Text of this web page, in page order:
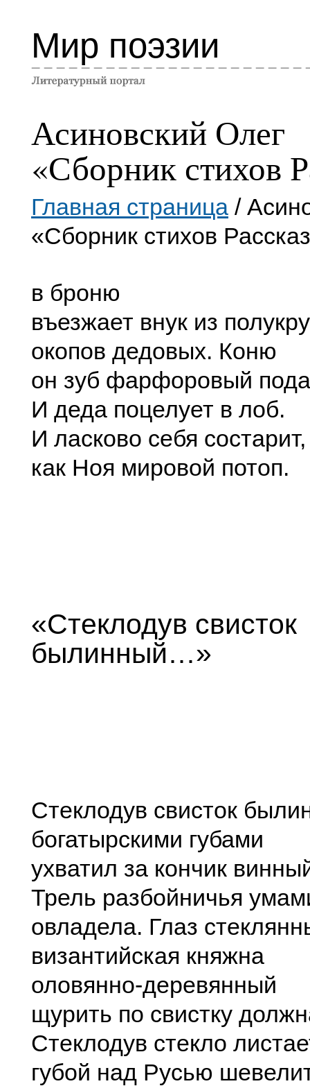
Мир поэзии
Асиновский Олег
«Сборник стихов
Главная страница /
«Сборник стихов
в броню
въезжает внук из
окопов дедовых. Коню
он зуб фарфоровый
И деда поцелует в лоб.
И ласково себя состарит,
как Ноя мировой потоп.
«Стеклодув свисток
былинный…»
Стеклодув свисток
богатырскими губами
ухватил за кончик
Трель разбойничья
овладела. Глаз
византийская княжна
оловянно-деревянный
щурить по свистку
Стеклодув стекло
губой над Русью